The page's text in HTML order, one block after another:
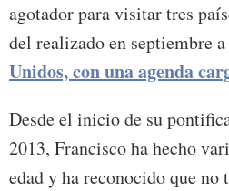
agotador para visitar tres
del realizado en septiembre
Unidos, con una agenda
Desde el inicio de su
2013, Francisco ha hecho
edad y ha reconocido que